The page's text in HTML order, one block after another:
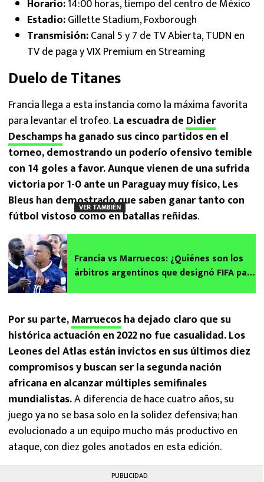
Horario:14:00 horas, tiempo del centro de México
Estadio:Gillette Stadium, Foxborough
Transmisión:Canal 5 y 7 de TV Abierta, TUDN en
TV de paga y VIX Premium en Streaming
Duelo de Titanes
Francia llega a esta instancia como la máxima favorita
para levantar el trofeo.La escuadra de Didier
Deschampsha ganado sus cinco partidos en el
torneo, demostrando un poderío ofensivo temible
con 14 goles a favor. Aunque vienen de una sufrida
victoria por 1-0 ante un Paraguay muy físico, Les
Bleus han demostrado que saben ganar tanto con
fútbol vistoso como en batallas reñidas.
VER TAMBIÉN
Francia vs Marruecos: ¿Quiénes son los
árbitros argentinos que designó FIFA para
Por su parte,Marruecosha dejado claro que su
histórica actuación en 2022 no fue casualidad. Los
Leones del Atlas están invictos en sus últimos diez
compromisos y buscan ser la segunda nación
africana en alcanzar múltiples semifinales
mundialistas.A diferencia de hace cuatro años, su
juego ya no se basa solo en la solidez defensiva; han
evolucionado a un equipo mucho más productivo en
ataque, con diez goles anotados en esta edición.
PUBLICIDAD